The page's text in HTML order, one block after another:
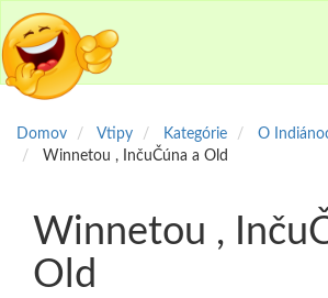
Domov Vtipy Kategórie
O
Winnetou , InčuČúna a Old
Winnetou ,
Old